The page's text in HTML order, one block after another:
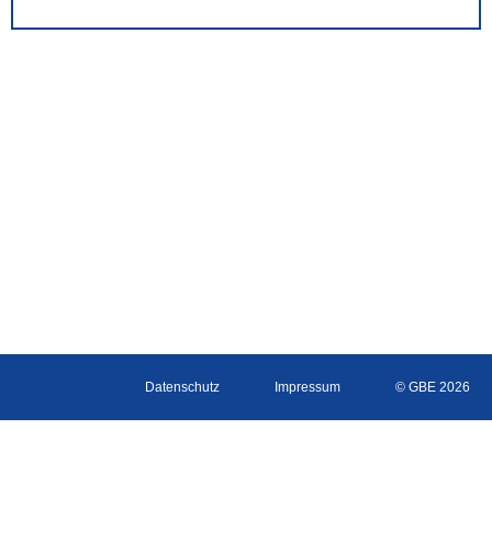
Datenschutz Impressum © GBE 2026